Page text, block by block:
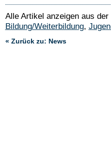
Alle Artikel anzeigen aus
Bildung/Weiterbildung,
« Zurück zu: News